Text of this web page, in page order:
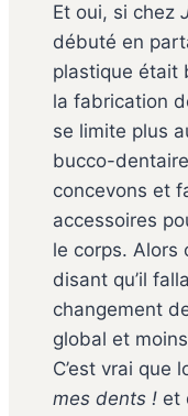
Et oui, si chez
débuté en
plastique était
la fabrication
se limite plus
bucco-
concevons et
accessoires
le corps. Alors
disant qu’il
changement
global et
C’est vrai que
mes dents ! et